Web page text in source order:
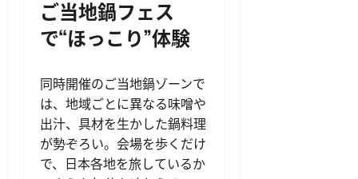
ご当地鍋フェス
で“ほっこり”体験
同時開催のご当地鍋ゾーンで
は、地域ごとに異なる味噌や
出汁、具材を生かした鍋料理
が勢ぞろい。会場を歩くだけ
で、日本各地を旅しているか